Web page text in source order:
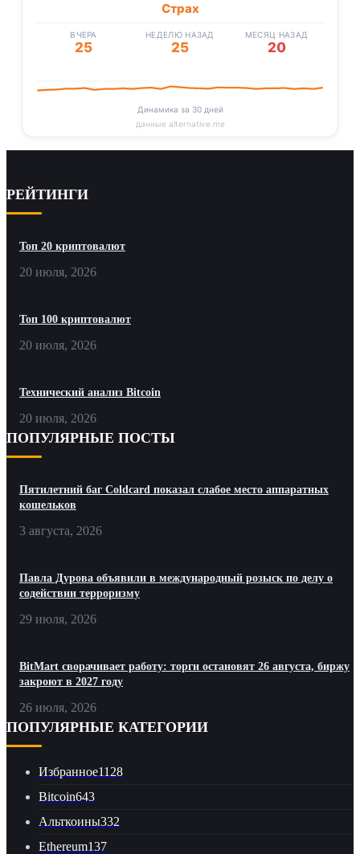
Страх
ВЧЕРА
25
НЕДЕЛЮ НАЗАД
25
МЕСЯЦ НАЗАД
20
Динамика за 30 дней
данные alternative.me
РЕЙТИНГИ
Топ 20 криптовалют
20 июля, 2026
Топ 100 криптовалют
20 июля, 2026
Технический анализ Bitcoin
20 июля, 2026
ПОПУЛЯРНЫЕ ПОСТЫ
Пятилетний баг Coldcard показал слабое место аппаратных
кошельков
3 августа, 2026
Павла Дурова объявили в международный розыск по делу о
содействии терроризму
29 июля, 2026
BitMart сворачивает работу: торги остановят 26 августа, биржу
закроют в 2027 году
26 июля, 2026
ПОПУЛЯРНЫЕ КАТЕГОРИИ
Избранное1128
Bitcoin643
Альткоины332
Ethereum137